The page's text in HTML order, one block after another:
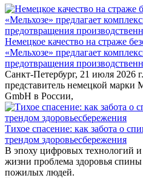
Немецкое качество на страже
«Мельхозе» предлагает
предотвращения
Санкт-Петербург, 21 июля 2026
представитель немецкой марки
GmbH в России,
Тихое спасение: как забота о
трендом здоровьесбережения
В эпоху цифровых технологий
жизни проблема здоровья спины
пожилых людей.